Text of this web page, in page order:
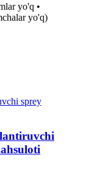
yo'q •
yo'q)